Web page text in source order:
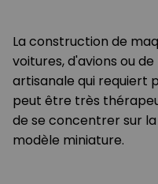
La construction de
voitures, d'avions ou
artisanale qui requiert
peut être très
de se concentrer sur
modèle miniature.